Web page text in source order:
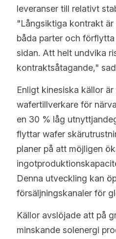
leveranser till relativt
"Långsiktiga kontrakt
båda parter och
sidan. Att helt undvika
kontraktsåtagande,"
Enligt kinesiska källor
wafertillverkare för
en 30 % låg
flyttar wafer
planer på att möjligen
Denna utveckling kan
försäljningskanaler för
Källor avslöjade att på
minskande solenergi